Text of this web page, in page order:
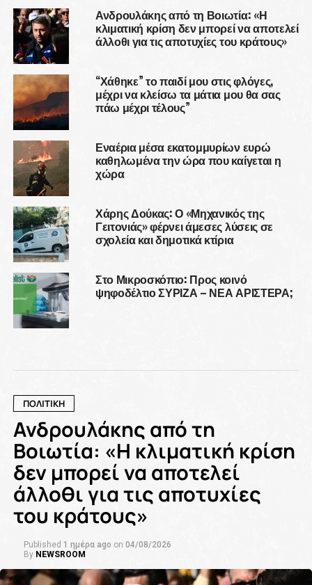
Ανδρουλάκης από τη Βοιωτία: «Η
κλιματική κρίση δεν μπορεί να αποτελεί
άλλοθι για τις αποτυχίες του κράτους»
“Χάθηκε” το παιδί μου στις φλόγες,
μέχρι να κλείσω τα μάτια μου θα σας
πάω μέχρι τέλους”
Εναέρια μέσα εκατομμυρίων ευρώ
καθηλωμένα την ώρα που καίγεται η
χώρα
Χάρης Δούκας: Ο «Μηχανικός της
Γειτονιάς» φέρνει άμεσες λύσεις σε
σχολεία και δημοτικά κτίρια
Στο Μικροσκόπιο: Προς κοινό
ψηφοδέλτιο ΣΥΡΙΖΑ – ΝΕΑ ΑΡΙΣΤΕΡΑ;
ΠΟΛΙΤΙΚΗ
Ανδρουλάκης από τη
Βοιωτία: «Η κλιματική κρίση
δεν μπορεί να αποτελεί
άλλοθι για τις αποτυχίες
του κράτους»
Published 1 ημέρα ago on 04/08/2026
By NEWSROOM